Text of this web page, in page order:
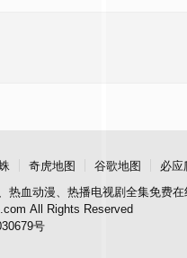
奇虎地图 谷歌地图
必应
热血动漫、热播电视剧全集免费在
All Rights Reserved
号